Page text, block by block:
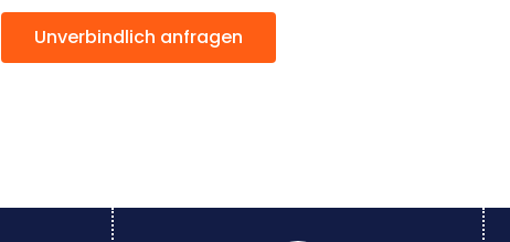
Unverbindlich anfragen